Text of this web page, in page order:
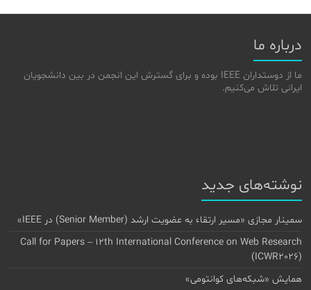
درباره ما
ما از دوستداران IEEE بوده و برای گسترش این انجمن در بین دانشجویان
ایرانی تلاش می‌کنیم.
نوشته‌های جدید
سمینار مجازی «مسیر ارتقاء به عضویت ارشد (Senior Member) در IEEE»
Call for Papers – 12th International Conference on Web Research
(ICWR2026)
همایش «شبکه‌های کوانتومی»